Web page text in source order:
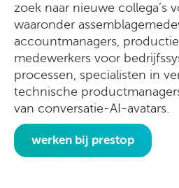
zoek naar nieuwe collega’s
waaronder
accountmanagers,
medewerkers voor
processen, specialisten in
technische
van conversatie-AI-avatars.
werken bij prestop